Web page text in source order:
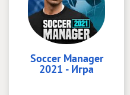
Soccer Manager
2021 - Игра